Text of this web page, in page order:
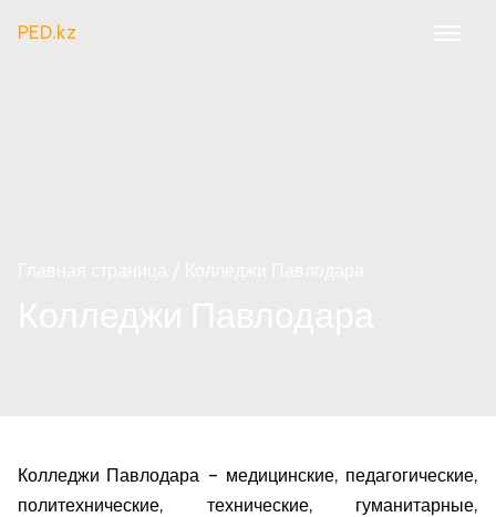
PED.kz
Колледжи Павлодара – медицинские, педагогические,
политехнические, технические, гуманитарные,